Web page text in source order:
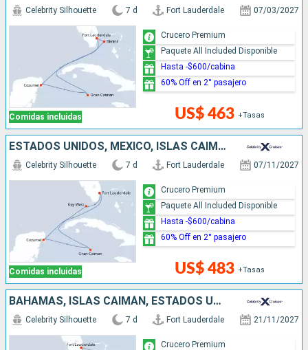
Comidas incluidas
Celebrity Silhouette 7 d Fort Lauderdale 07/03/2027
US$ 463 +Tasas
Crucero Premium
Paquete All Included Disponible
Hasta -$600/cabina
60% Off en 2° pasajero
ESTADOS UNIDOS, MÉXICO, ISLAS CAIMÁN
Comidas incluidas
Celebrity Silhouette 7 d Fort Lauderdale 07/11/2027
US$ 483 +Tasas
Crucero Premium
Paquete All Included Disponible
Hasta -$600/cabina
60% Off en 2° pasajero
BAHAMAS, ISLAS CAIMÁN, ESTADOS UNIDOS
Celebrity Silhouette 7 d Fort Lauderdale 21/11/2027
Crucero Premium